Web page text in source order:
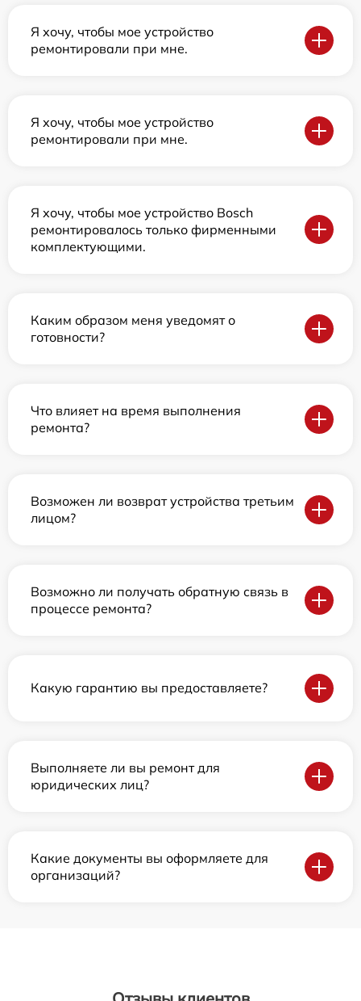
Я хочу, чтобы мое устройство
ремонтировали при мне.
Я хочу, чтобы мое устройство
ремонтировали при мне.
Я хочу, чтобы мое устройство Bosch
ремонтировалось только фирменными
комплектующими.
Каким образом меня уведомят о
готовности?
Что влияет на время выполнения
ремонта?
Возможен ли возврат устройства третьим
лицом?
Возможно ли получать обратную связь в
процессе ремонта?
Какую гарантию вы предоставляете?
Выполняете ли вы ремонт для
юридических лиц?
Какие документы вы оформляете для
организаций?